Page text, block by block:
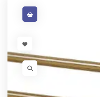
VISIT LINK
VISIT LINK